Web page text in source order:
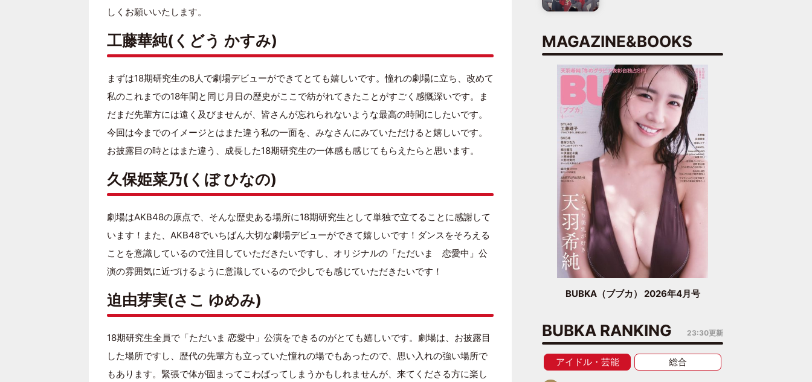
しくお願いいたします。
工藤華純(くどう かすみ)
まずは18期研究生の8人で劇場デビューができてとても嬉しいです。憧れの劇場に立ち、改めて
私のこれまでの18年間と同じ月日の歴史がここで紡がれてきたことがすごく感慨深いです。ま
だまだ先輩方には遠く及びませんが、皆さんが忘れられないような最高の時間にしたいです。
今回は今までのイメージとはまた違う私の一面を、みなさんにみていただけると嬉しいです。
お披露目の時とはまた違う、成長した18期研究生の一体感も感じてもらえたらと思います。
久保姫菜乃(くぼ ひなの)
劇場はAKB48の原点で、そんな歴史ある場所に18期研究生として単独で立てることに感謝して
います！また、AKB48でいちばん大切な劇場デビューができて嬉しいです！ダンスをそろえる
ことを意識しているので注目していただきたいですし、オリジナルの「ただいま 恋愛中」公
演の雰囲気に近づけるように意識しているので少しでも感じていただきたいです！
迫由芽実(さこ ゆめみ)
18期研究生全員で「ただいま 恋愛中」公演をできるのがとても嬉しいです。劇場は、お披露目
した場所ですし、歴代の先輩方も立っていた憧れの場でもあったので、思い入れの強い場所で
もあります。緊張で体が固まってこわばってしまうかもしれませんが、来てくださる方に楽し
MAGAZINE&BOOKS
BUBKA（ブブカ） 2026年4月号
BUBKA RANKING 23:30更新
アイドル・芸能 総合